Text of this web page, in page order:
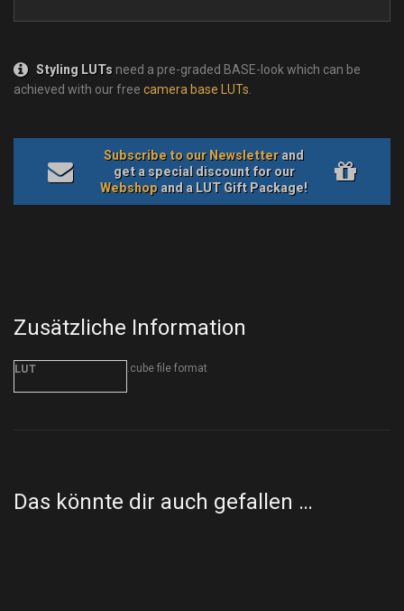
Styling LUTs need a pre-graded BASE-look which can be
achieved with our free camera base LUTs
Subscribe to our Newsletterand
get a special discount for our
Webshop and a LUT Gift Package!
Zusätzliche Information
LUT .cube file format
Das könnte dir auch gefallen …